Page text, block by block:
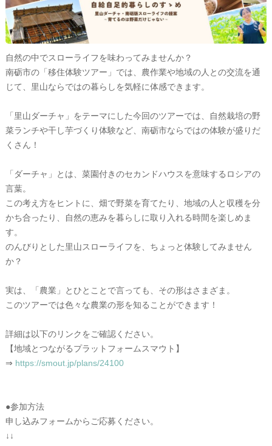
自然の中でスローライフを味わってみませんか？
南砺市の「移住体験ツアー」では、農作業や地域の人との交流を通
じて、里山ならではの暮らしを気軽に体感できます。
「里山ダーチャ」をテーマにした今回のツアーでは、自然栽培の野
菜ランチや干し芋づくり体験など、南砺市ならではの体験が盛りだ
くさん！
「ダーチャ」とは、菜園付きのセカンドハウスを意味するロシアの
言葉。
この考え方をヒントに、畑で野菜を育てたり、地域の人と収穫を分
かち合ったり、自然の恵みを暮らしに取り入れる時間を楽しめま
す。
のんびりとした里山スローライフを、ちょっと体験してみません
か？
実は、「農業」とひとことで言っても、その形はさまざま。
このツアーでは色々な農業の形を知ることができます！
詳細は以下のリンクをご確認ください。
【地域とつながるプラットフォームスマウト】
⇒ https://smout.jp/plans/24100
●参加方法
申し込みフォームからご応募ください。
↓↓